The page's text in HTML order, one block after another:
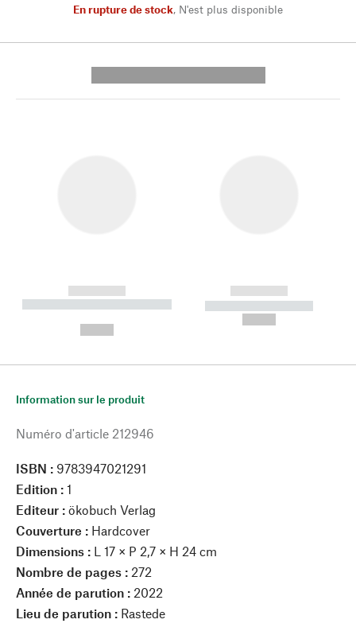
En rupture de stock, N'est plus disponible
------------
----------- ----------- --------
------------
----------- -----------
Information sur le produit
Numéro d'article 212946
ISBN : 9783947021291
Edition : 1
Editeur : ökobuch Verlag
Couverture : Hardcover
Dimensions : L 17 × P 2,7 × H 24 cm
Nombre de pages : 272
Année de parution : 2022
Lieu de parution : Rastede